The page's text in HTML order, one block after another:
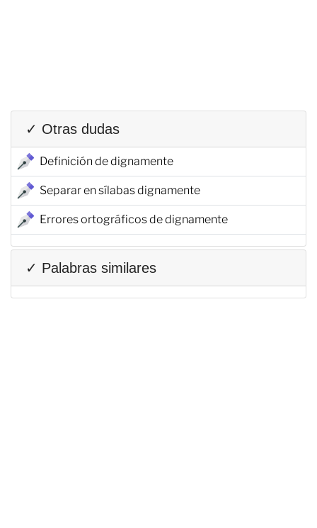
✓ Otras dudas
Definición de dignamente
Separar en sílabas dignamente
Errores ortográficos de dignamente
✓ Palabras similares